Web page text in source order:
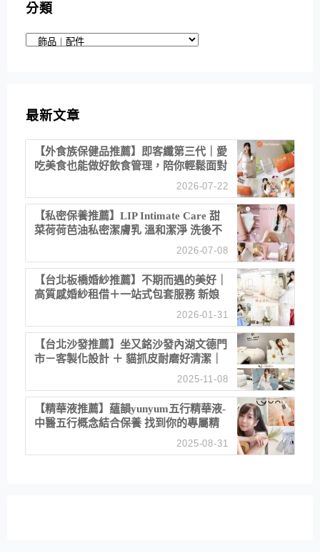
分類
最新文章
【外食族保健品推薦】即客纖第三代｜愛
吃美食也能做好飲食管理，陪你輕鬆面對
2026-07-22
【私密保養推薦】LIP Intimate Care 甜
菜荷荷芭油私密潔膚乳 溫和潔淨 洗後不
2026-07-08
【台北板橋婚紗推薦】不期而遇的美好｜
高質感婚紗租借＋一站式包套服務 新娘
2026-01-31
【台北沙發推薦】坐又銘沙發內湖文德門
市－客製化設計 ＋ 貓抓皮耐磨好清潔｜
直營直銷、價格透明 高CP值打造夢想
居家風格
2025-11-08
【精華液推薦】蘊韻yunyum五行精華液-
中醫五行概念結合保養 找到你的專屬精
華！ 水㊀土㊀就選「潤・賦精華」維持
肌膚剛剛好的平衡
2025-08-31